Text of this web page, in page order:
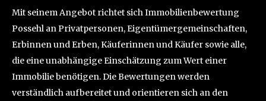
Mit seinem Angebot richtet sich Immobilienbewertung
Possehl an Privatpersonen, Eigentümergemeinschaften,
Erbinnen und Erben, Käuferinnen und Käufer sowie alle,
die eine unabhängige Einschätzung zum Wert einer
Immobilie benötigen. Die Bewertungen werden
verständlich aufbereitet und orientieren sich an den